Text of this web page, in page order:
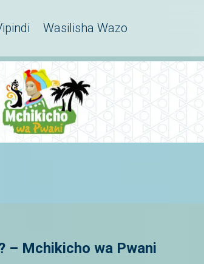
Wasilisha Wazo
– Mchikicho wa Pwani